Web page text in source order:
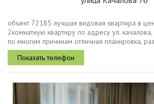
объект 72185 лучшая видовая квартира в
2комнатную квартиру по адресу ул.
по многим причинам отличная планировка,
общая площадь квартиры 77,4кв.м по данным
гостиная...